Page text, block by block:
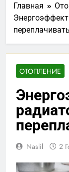
Главная
ОТОПЛЕНИЕ
Naslil 2